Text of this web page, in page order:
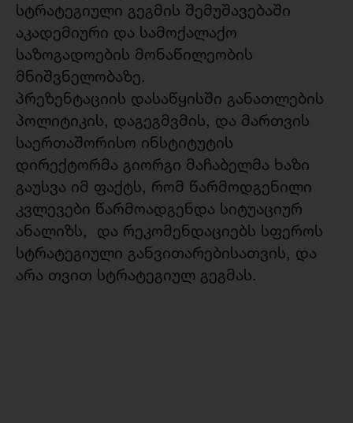
სტრატეგიული გეგმის შემუშავებაში
აკადემიური და სამოქალაქო
საზოგადოების მონაწილეობის
მნიშვნელობაზე.
პრეზენტაციის დასაწყისში განათლების
პოლიტიკის, დაგეგმვმის, და მართვის
საერთაშორისო ინსტიტუტის
დირექტორმა გიორგი მაჩაბელმა ხაზი
გაუსვა იმ ფაქტს, რომ წარმოდგენილი
კვლევები წარმოადგენდა სიტუაციურ
ანალიზს, და რეკომენდაციებს სფეროს
სტრატეგიული განვითარებისათვის, და
არა თვით სტრატეგიულ გეგმას.